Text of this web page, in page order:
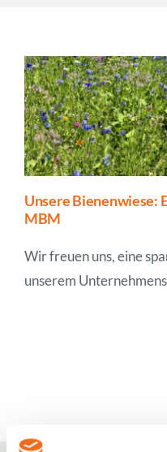
Unsere Bienenwiese:
MBM
Wir freuen uns, eine
unserem